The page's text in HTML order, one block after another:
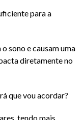
para a
sono e causam uma
diretamente no
que vou acordar?
tendo mais